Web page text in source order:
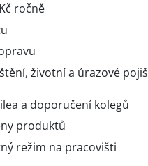
ročně
životní a úrazové
a doporučení kolegů
produktů
režim na pracovišti